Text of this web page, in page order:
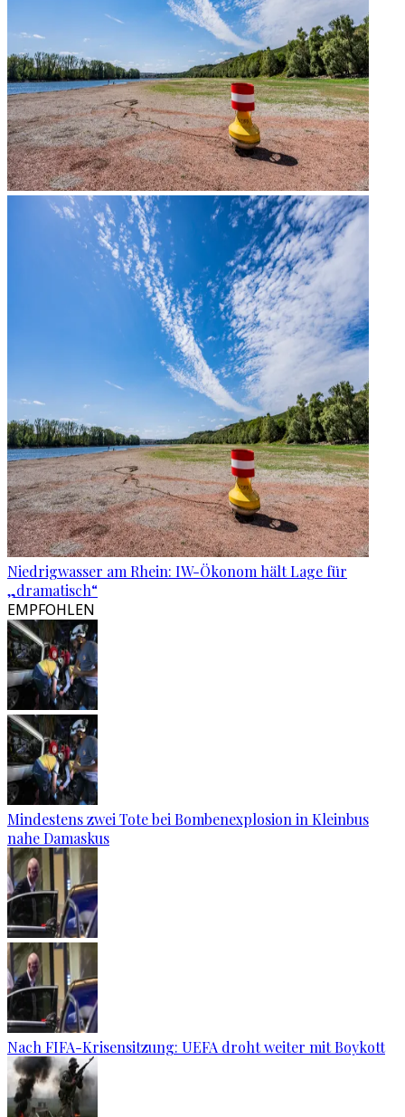
Niedrigwasser am Rhein: IW-Ökonom hält Lage für
„dramatisch“
EMPFOHLEN
Mindestens zwei Tote bei Bombenexplosion in Kleinbus
nahe Damaskus
Nach FIFA-Krisensitzung: UEFA droht weiter mit Boykott